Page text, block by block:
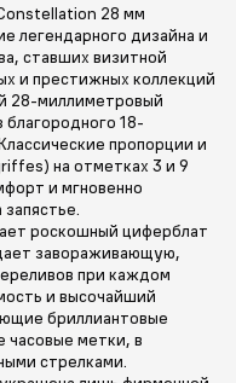
28 мм
легендарного дизайна и
ставших визитной
и престижных коллекций
28-миллиметровый
18-
пропорции и
на отметках 3 и 9
и мгновенно
роскошный циферблат
завораживающую,
при каждом
и высочайший
бриллиантовые
метки, в
стрелками.